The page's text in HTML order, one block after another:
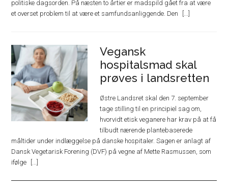
politiske dagsorden. På næsten to årtier er madspild gået fra at være
et overset problem til at være et samfundsanliggende. Den
Vegansk
hospitalsmad skal
prøves i landsretten
Østre Landsret skal den 7. september
tage stilling til en principiel sag om,
hvorvidt etisk veganere har krav på at få
tilbudt nærende plantebaserede
måltider under indlæggelse på danske hospitaler. Sagen er anlagt af
Dansk Vegetarisk Forening (DVF) på vegne af Mette Rasmussen, som
ifølge